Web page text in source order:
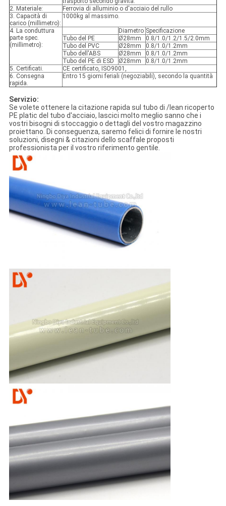
2. Materiale:
Ferrovia di alluminio o d'acciaio del rullo
3. Capacità di
carico (millimetro):
1000kg al massimo.
4. La conduttura
parte spec.
(millimetro):
Diametro Specificazione
Tubo del PE
Ø28mm
0.8/1.0/1.2/1.5/2.0mm
Tubo del PVC
Ø28mm
0.8/1.0/1.2mm
Tubo dell'ABS
Ø28mm
0.8/1.0/1.2mm
Tubo del PE di ESD
Ø28mm
0.8/1.0/1.2mm
5. Certificati.
CE certificato, ISO9001,
6. Consegna
rapida.
Entro 15 giorni feriali (negoziabili), secondo la quantità
Servizio:
Se volete ottenere la citazione rapida sul tubo di /lean ricoperto
PE platic del tubo d'acciaio, lascici molto meglio sanno che i
vostri bisogni di stoccaggio o dettagli del vostro magazzino
proiettano. Di conseguenza, saremo felici di fornire le nostri
soluzioni, disegni & citazioni dello scaffale proposti
professionista per il vostro riferimento gentile.